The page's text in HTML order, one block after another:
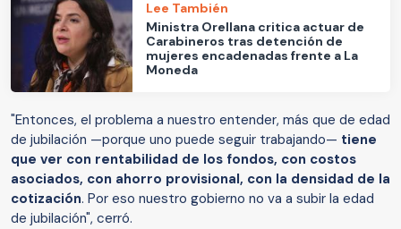
Lee También
Ministra Orellana critica actuar de
Carabineros tras detención de
mujeres encadenadas frente a La
Moneda
"Entonces, el problema a nuestro entender, más que de edad
de jubilación —porque uno puede seguir trabajando— tiene
que ver con rentabilidad de los fondos, con costos
asociados, con ahorro provisional, con la densidad de la
cotización. Por eso nuestro gobierno no va a subir la edad
de jubilación", cerró.